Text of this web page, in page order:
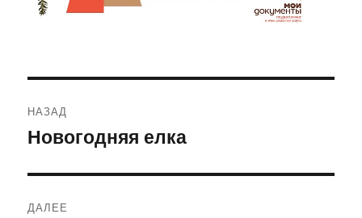
по
НАЗАД
Предыдущая
Новогодняя елка
ДАЛЕЕ